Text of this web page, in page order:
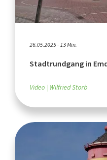
26.05.2025 - 13 Min.
Stadtrundgang in
Video Wilfried Storb